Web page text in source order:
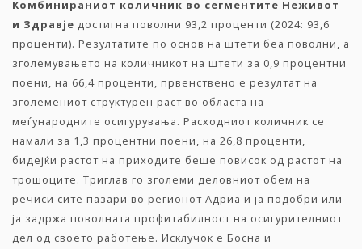
Комбинираниот количник во сегментите Неживот
и Здравје достигна поволни 93,2 проценти (2024: 93,6
проценти). Резултатите по основ на штети беа поволни, а
зголемувањето на количникот на штети за 0,9 процентни
поени, на 66,4 проценти, првенствено е резултат на
зголемениот структурен раст во областа на
меѓународните осигурувања. Расходниот количник се
намали за 1,3 процентни поени, на 26,8 проценти,
бидејќи растот на приходите беше повисок од растот на
трошоците. Триглав го зголеми деловниот обем на
речиси сите пазари во регионот Адриа и ја подобри или
ја задржа поволната профитабилност на осигурителниот
дел од своето работење. Исклучок е Босна и